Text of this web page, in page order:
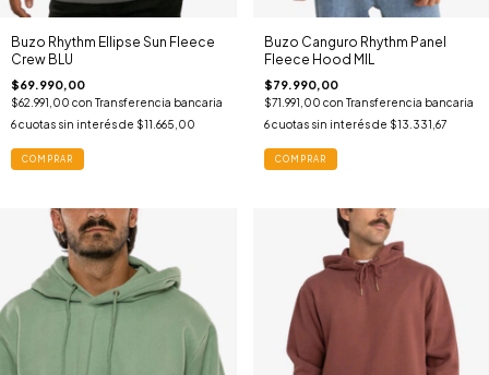
Buzo Rhythm Ellipse Sun Fleece
Crew BLU
$69.990,00
$62.991,00 con Transferencia bancaria
6cuotas sin interés de $11.665,00
COMPRAR
Buzo Canguro Rhythm Panel
Fleece Hood MIL
$79.990,00
$71.991,00 con Transferencia bancaria
6 cuotas sin interés de $13.331,67
COMPRAR